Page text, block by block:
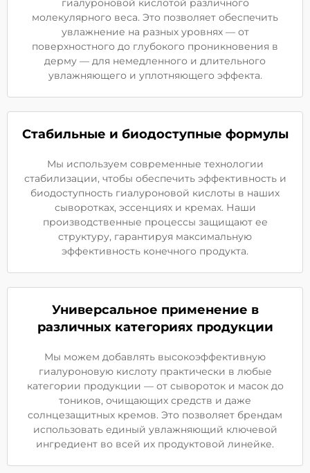
гиалуроновой кислотой различного
молекулярного веса. Это позволяет обеспечить
увлажнение на разных уровнях — от
поверхностного до глубокого проникновения в
дерму — для немедленного и длительного
увлажняющего и уплотняющего эффекта.
Стабильные и биодоступные формулы
Мы используем современные технологии
стабилизации, чтобы обеспечить эффективность и
биодоступность гиалуроновой кислоты в наших
сыворотках, эссенциях и кремах. Наши
производственные процессы защищают ее
структуру, гарантируя максимальную
эффективность конечного продукта.
Универсальное применение в
различных категориях продукции
Мы можем добавлять высокоэффективную
гиалуроновую кислоту практически в любые
категории продукции — от сывороток и масок до
тоников, очищающих средств и даже
солнцезащитных кремов. Это позволяет брендам
использовать единый увлажняющий ключевой
ингредиент во всей их продуктовой линейке.